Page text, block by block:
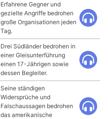
Erfahrene Gegner und
gezielte Angriffe bedrohen
große Organisationen jeden
Tag.
Drei Südländer bedrohen in
einer Gleisunterführung
einen 17-Jährigen sowie
dessen Begleiter.
Seine ständigen
Widersprüche und
Falschaussagen bedrohen
das amerikanische